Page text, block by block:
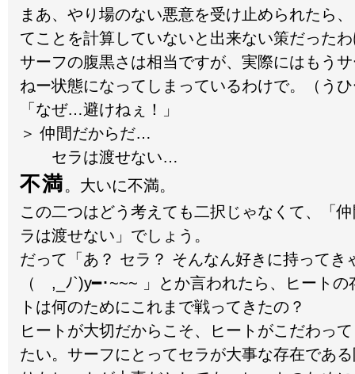
まあ、やり場のない悪意を受け止められたら
てことを計算していないと出来ない策だった
サーフの腹黒さは相当ですが、実際にはもう
ねー状態になってしまっているわけで。（う
「なぜ…避けねぇ！」
＞ 仲間だからだ…
セラは渡せない…
不満。大いに不満。
この二つはどう考えても二択じゃなくて、「
ラは渡せない」でしょう。
だって「あ？ セラ？ そんなん好きに持って
（ ,_ﾉ`)y━･~~~ 」とか言われたら、ヒートの
トは何のためにこれまで戦ってきたの？
ヒートが大切だからこそ、ヒートがこだわっ
たい。サーフにとってセラが大事な存在であ